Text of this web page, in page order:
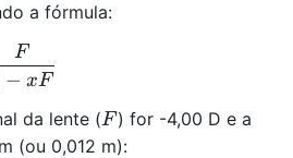
a fórmula:
Fc = \frac{F}{1 - xF}
− xF
F
da lente (F
F ) for -4,00 D e a
(ou 0,012 m):